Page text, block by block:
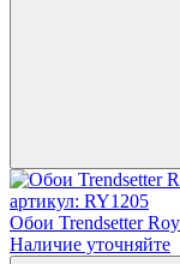
артикул: RY1205
Обои Trendsetter
Наличие уточняйте